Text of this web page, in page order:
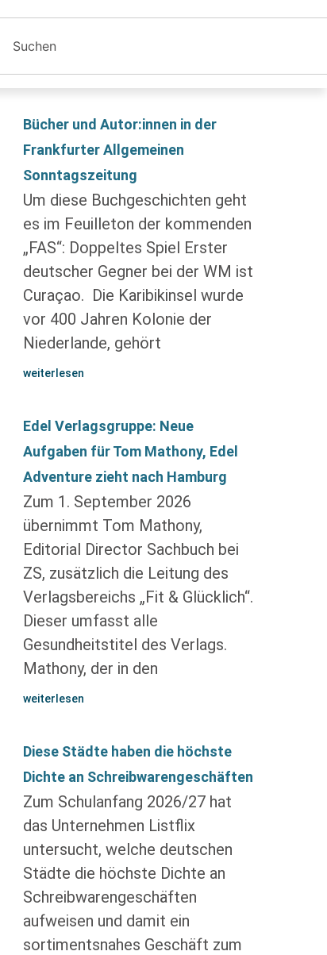
Bücher und Autor:innen in der
Frankfurter Allgemeinen
Sonntagszeitung
Um diese Buchgeschichten geht
es im Feuilleton der kommenden
„FAS“: Doppeltes Spiel Erster
deutscher Gegner bei der WM ist
Curaçao. Die Karibik­insel wurde
vor 400 Jahren Kolonie der
Niederlande, gehört
weiterlesen
Edel Verlagsgruppe: Neue
Aufgaben für Tom Mathony, Edel
Adventure zieht nach Hamburg
Zum 1. September 2026
übernimmt Tom Mathony,
Editorial Director Sachbuch bei
ZS, zusätzlich die Leitung des
Verlagsbereichs „Fit & Glücklich“.
Dieser umfasst alle
Gesundheitstitel des Verlags.
Mathony, der in den
weiterlesen
Diese Städte haben die höchste
Dichte an Schreibwarengeschäften
Zum Schulanfang 2026/27 hat
das Unternehmen Listflix
untersucht, welche deutschen
Städte die höchste Dichte an
Schreibwarengeschäften
aufweisen und damit ein
sortimentsnahes Geschäft zum